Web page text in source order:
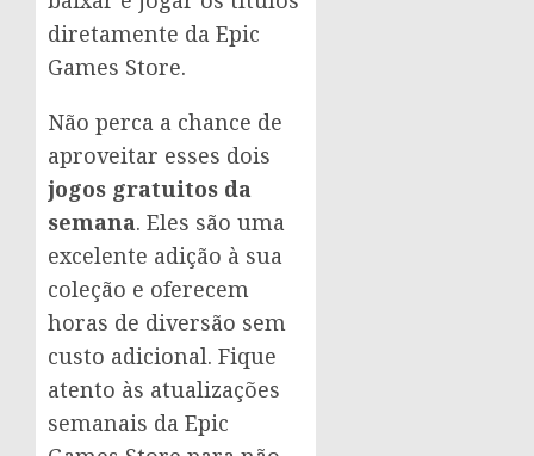
diretamente da Epic
Games Store.
Não perca a chance de
aproveitar esses dois
jogos gratuitos da
semana. Eles são uma
excelente adição à sua
coleção e oferecem
horas de diversão sem
custo adicional. Fique
atento às atualizações
semanais da Epic